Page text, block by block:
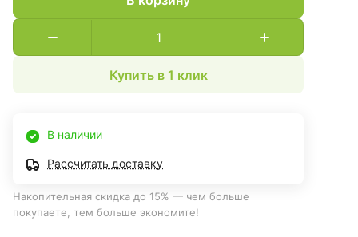
Купить в 1 клик
В наличии
Рассчитать доставку
Накопительная скидка до 15% — чем больше
покупаете, тем больше экономите!